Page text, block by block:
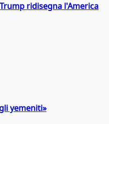
ridisegna l'America
yemeniti»